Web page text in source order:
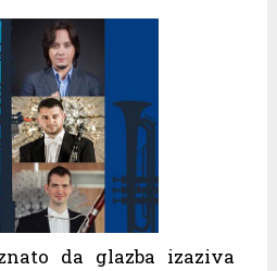
da glazba izaziva